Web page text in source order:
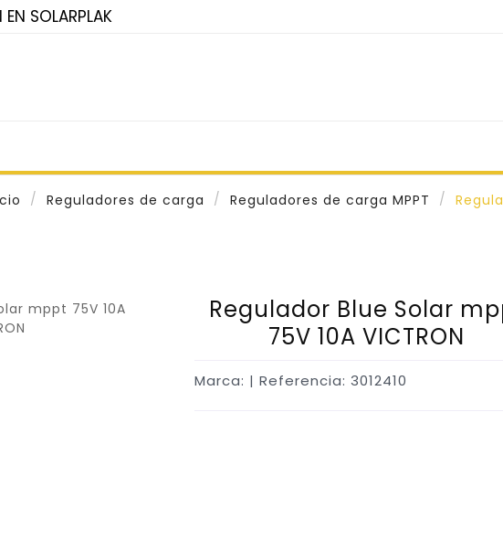
SOLARPLAK
Reguladores de carga Reguladores de carga MPPT
Regulador Blue Solar
75V 10A VICTRON
Marca: | Referencia: 3012410